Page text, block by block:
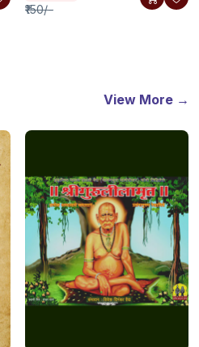
₹150/-
View More →